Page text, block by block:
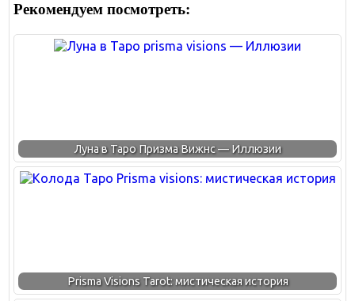
Рекомендуем посмотреть:
Луна в Таро Призма Вижнс — Иллюзии
Prisma Visions Tarot: мистическая история